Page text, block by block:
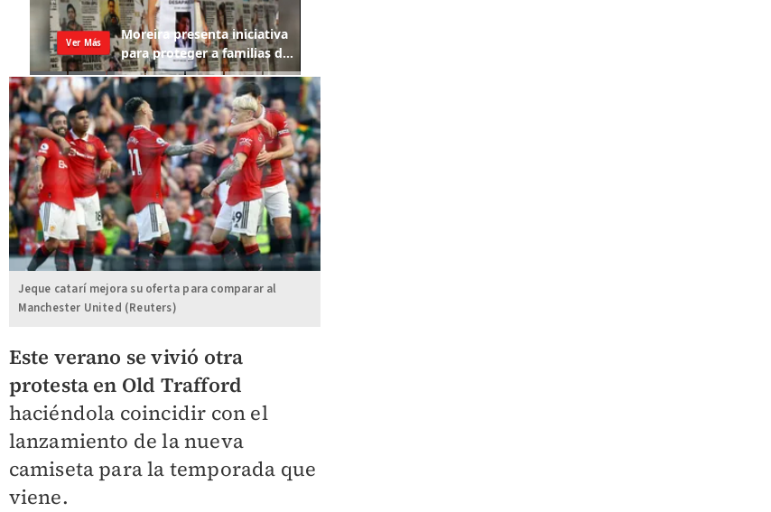
Jeque catarí mejora su oferta para comparar al
Manchester United (Reuters)
Este verano se vivió otra
protesta en Old Trafford
haciéndola coincidir con el
lanzamiento de la nueva
camiseta para la temporada que
viene.